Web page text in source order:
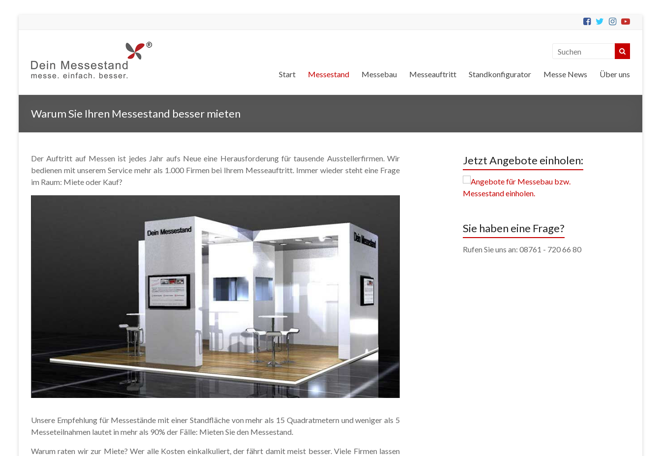
Start Messestand Messebau Messeauftritt Standkonfigurator Messe News Über uns
Warum Sie Ihren Messestand besser mieten
Der Auftritt auf Messen ist jedes Jahr aufs Neue eine Herausforderung für tausende Ausstellerfirmen. Wir
bedienen mit unserem Service mehr als 1.000 Firmen bei Ihrem Messeauftritt. Immer wieder steht eine Frage
im Raum: Miete oder Kauf?
Unsere Empfehlung für Messestände mit einer Standfläche von mehr als 15 Quadratmetern und weniger als 5
Messeteilnahmen lautet in mehr als 90% der Fälle: Mieten Sie den Messestand.
Warum raten wir zur Miete? Wer alle Kosten einkalkuliert, der fährt damit meist besser. Viele Firmen lassen
Jetzt Angebote einholen:
Sie haben eine Frage?
Rufen Sie uns an: 08761 - 720 66 80